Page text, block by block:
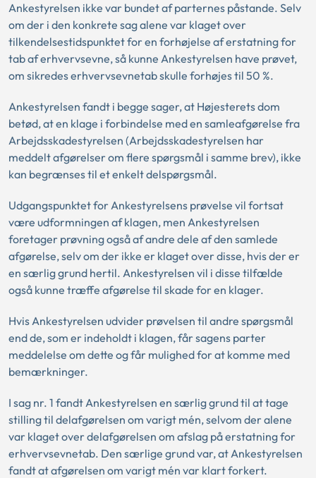
Ankestyrelsen ikke var bundet af parternes påstande. Selv
om der i den konkrete sag alene var klaget over
tilkendelsestidspunktet for en forhøjelse af erstatning for
tab af erhvervsevne, så kunne Ankestyrelsen have prøvet,
om sikredes erhvervsevnetab skulle forhøjes til 50 %.
Ankestyrelsen fandt i begge sager, at Højesterets dom
betød, at en klage i forbindelse med en samleafgørelse fra
Arbejdsskadestyrelsen (Arbejdsskadestyrelsen har
meddelt afgørelser om flere spørgsmål i samme brev), ikke
kan begrænses til et enkelt delspørgsmål.
Udgangspunktet for Ankestyrelsens prøvelse vil fortsat
være udformningen af klagen, men Ankestyrelsen
foretager prøvning også af andre dele af den samlede
afgørelse, selv om der ikke er klaget over disse, hvis der er
en særlig grund hertil. Ankestyrelsen vil i disse tilfælde
også kunne træffe afgørelse til skade for en klager.
Hvis Ankestyrelsen udvider prøvelsen til andre spørgsmål
end de, som er indeholdt i klagen, får sagens parter
meddelelse om dette og får mulighed for at komme med
bemærkninger.
I sag nr. 1 fandt Ankestyrelsen en særlig grund til at tage
stilling til delafgørelsen om varigt mén, selvom der alene
var klaget over delafgørelsen om afslag på erstatning for
erhvervsevnetab. Den særlige grund var, at Ankestyrelsen
fandt at afgørelsen om varigt mén var klart forkert.